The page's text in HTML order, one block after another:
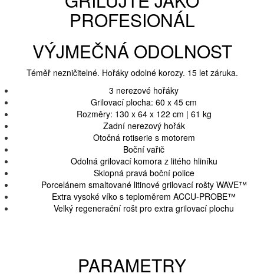
PROFESIONÁL
VÝJMEČNÁ ODOLNOST
Téměř nezničitelné. Hořáky odolné korozy. 15 let záruka.
3 nerezové hořáky
Grilovací plocha: 60 x 45 cm
Rozměry: 130 x 64 x 122 cm | 61 kg
Zadní nerezový hořák
Otočná rotiserie s motorem
Boční vařič
Odolná grilovací komora z litého hliníku
Sklopná pravá boční police
Porcelánem smaltované litinové grilovací rošty WAVE™
Extra vysoké víko s teploměrem ACCU-PROBE™
Velký regenerační rošt pro extra grilovací plochu
PARAMETRY